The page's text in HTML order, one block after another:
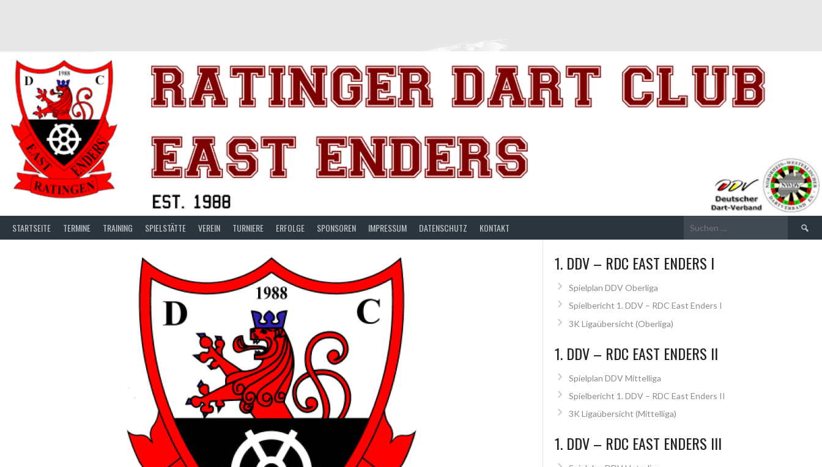
STARTSEITE TERMINE TRAINING SPIELSTÄTTE VEREIN TURNIERE ERFOLGE SPONSOREN IMPRESSUM DATENSCHUTZ KONTAKT
Suchen
1. DDV – RDC EAST ENDERS I
Spielplan DDV Oberliga
Spielbericht 1. DDV – RDC East Enders I
3K Ligaübersicht (Oberliga)
1. DDV – RDC EAST ENDERS II
Spielplan DDV Mittelliga
Spielbericht 1. DDV – RDC East Enders II
3K Ligaübersicht (Mittelliga)
1. DDV – RDC EAST ENDERS III